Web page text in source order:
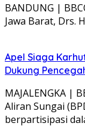
BANDUNG |
Jawa Barat, Drs.
Apel Siaga
Dukung
MAJALENGKA |
Aliran Sungai
berpartisipasi